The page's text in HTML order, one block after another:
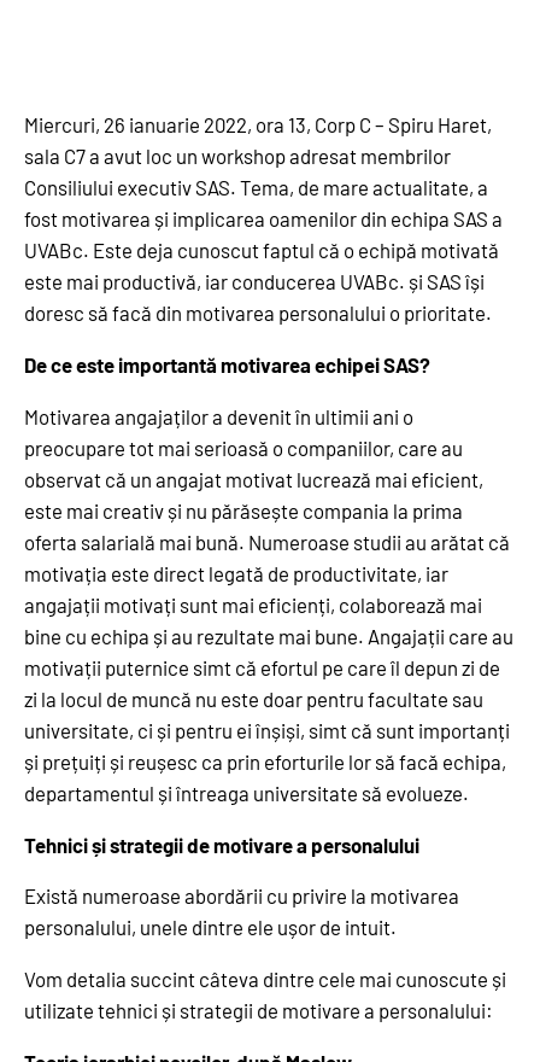
Miercuri, 26 ianuarie 2022, ora 13, Corp C – Spiru Haret,
sala C7 a avut loc un workshop adresat membrilor
Consiliului executiv SAS. Tema, de mare actualitate, a
fost motivarea și implicarea oamenilor din echipa SAS a
UVABc. Este deja cunoscut faptul că o echipă motivată
este mai productivă, iar conducerea UVABc. și SAS își
doresc să facă din motivarea personalului o prioritate.
De ce este importantă motivarea echipei SAS?
Motivarea angajaților a devenit în ultimii ani o
preocupare tot mai serioasă o companiilor, care au
observat că un angajat motivat lucrează mai eficient,
este mai creativ și nu părăsește compania la prima
oferta salarială mai bună. Numeroase studii au arătat că
motivația este direct legată de productivitate, iar
angajații motivați sunt mai eficienți, colaborează mai
bine cu echipa și au rezultate mai bune. Angajații care au
motivații puternice simt că efortul pe care îl depun zi de
zi la locul de muncă nu este doar pentru facultate sau
universitate, ci și pentru ei înșiși, simt că sunt importanți
și prețuiți și reușesc ca prin eforturile lor să facă echipa,
departamentul și întreaga universitate să evolueze.
Tehnici și strategii de motivare a personalului
Există numeroase abordării cu privire la motivarea
personalului, unele dintre ele ușor de intuit.
Vom detalia succint câteva dintre cele mai cunoscute și
utilizate tehnici și strategii de motivare a personalului: